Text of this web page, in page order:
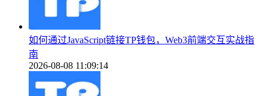
如何通过JavaScript链接TP钱包，Web3前端交互实战指
南
2026-08-08 11:09:14